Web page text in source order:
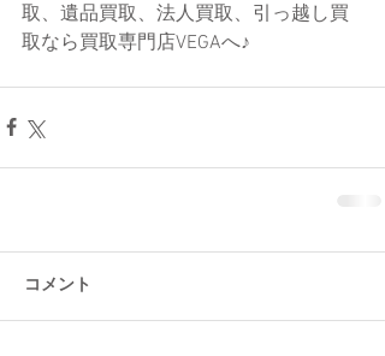
取、遺品買取、法人買取、引っ越し買
取なら買取専門店VEGAへ♪
コメント